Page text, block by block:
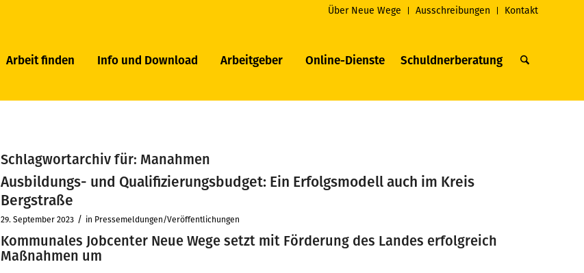
Über Neue Wege Ausschreibungen Kontakt
Arbeit finden Info und Download Arbeitgeber Online-Dienste Schuldnerberatung
Schlagwortarchiv für: Manahmen
Ausbildungs- und Qualifizierungsbudget: Ein Erfolgsmodell auch im Kreis
Bergstraße
29. September 2023 / in Pressemeldungen/Veröffentlichungen
Kommunales Jobcenter Neue Wege setzt mit Förderung des Landes erfolgreich
Maßnahmen um